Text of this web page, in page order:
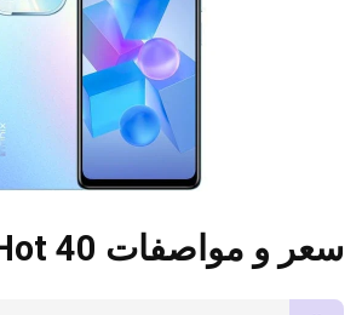
سعر و مواصفات Infinix Hot 40